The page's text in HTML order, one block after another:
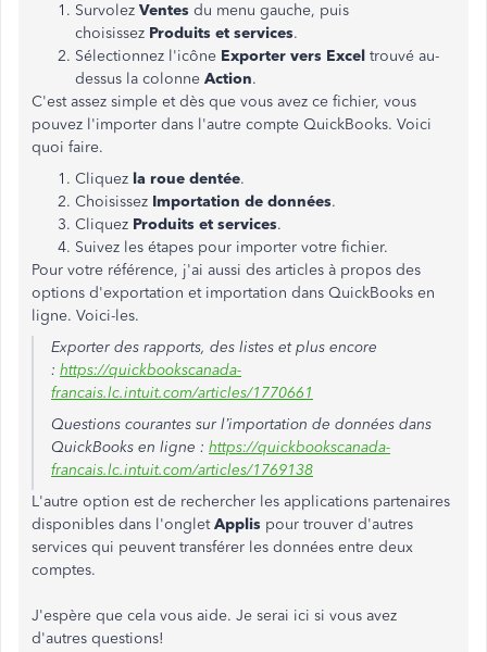
Survolez Ventes du menu gauche, puis
choisissez Produits et services.
Sélectionnez l'icône Exporter vers Excel trouvé au-
dessus la colonne Action.
C'est assez simple et dès que vous avez ce fichier, vous
pouvez l'importer dans l'autre compte QuickBooks. Voici
quoi faire.
Cliquez la roue dentée.
Choisissez Importation de données.
Cliquez Produits et services.
Suivez les étapes pour importer votre fichier.
Pour votre référence, j'ai aussi des articles à propos des
options d'exportation et importation dans QuickBooks en
ligne. Voici-les.
Exporter des rapports, des listes et plus encore
: https://quickbookscanada-
francais.lc.intuit.com/articles/1770661
Questions courantes sur l’importation de données dans
QuickBooks en ligne : https://quickbookscanada-
francais.lc.intuit.com/articles/1769138
L'autre option est de rechercher les applications partenaires
disponibles dans l'ongletApplis pour trouver d'autres
services qui peuvent transférer les données entre deux
comptes.
J'espère que cela vous aide. Je serai ici si vous avez
d'autres questions!